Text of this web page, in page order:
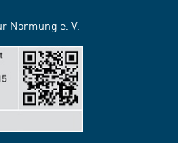
Normung e. V.